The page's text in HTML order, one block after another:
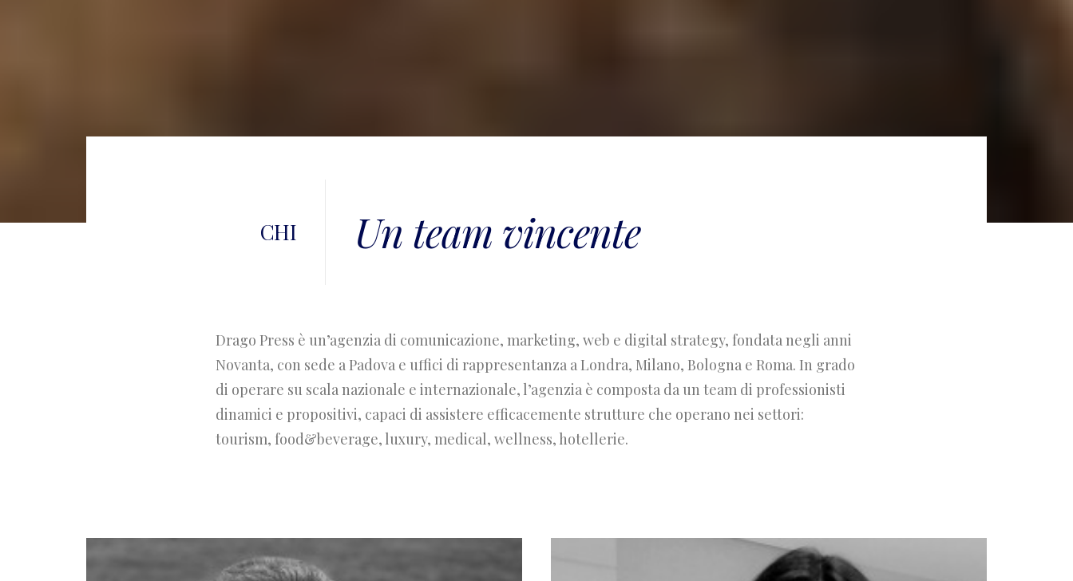
CHI Un team vincente
Drago Press è un’agenzia di comunicazione, marketing, web e digital strategy, fondata negli anni
Novanta, con sede a Padova e uffici di rappresentanza a Londra, Milano, Bologna e Roma. In grado
di operare su scala nazionale e internazionale, l’agenzia è composta da un team di professionisti
dinamici e propositivi, capaci di assistere efficacemente strutture che operano nei settori:
tourism, food&beverage, luxury, medical, wellness, hotellerie.